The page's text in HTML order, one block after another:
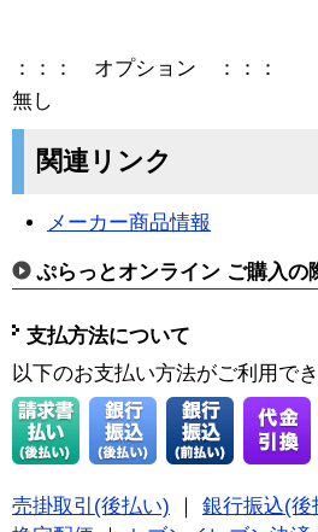
：：： オプション ：：：
無し
関連リンク
メーカー商品情報
ぷらっとオンライン ご購入の
支払方法について
以下のお支払い方法がご利用で
売掛取引(後払い)
銀行振込(後